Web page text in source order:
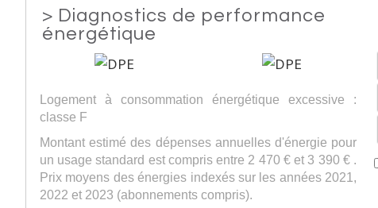
> Diagnostics de performance
énergétique
Logement à consommation énergétique excessive :
classe F
Montant estimé des dépenses annuelles d'énergie pour
un usage standard est compris entre 2 470 € et 3 390 € .
Prix moyens des énergies indexés sur les années 2021,
2022 et 2023 (abonnements compris).